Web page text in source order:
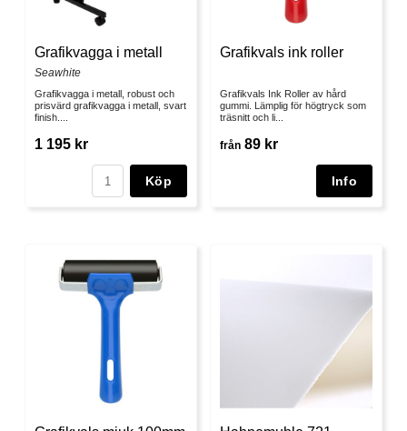
Grafikvagga i metall
Seawhite
Grafikvagga i metall, robust och
prisvärd grafikvagga i metall, svart
finish....
1 195 kr
Köp
Grafikvals ink roller
Grafikvals Ink Roller av hård
gummi. Lämplig för högtryck som
träsnitt och li...
från 89 kr